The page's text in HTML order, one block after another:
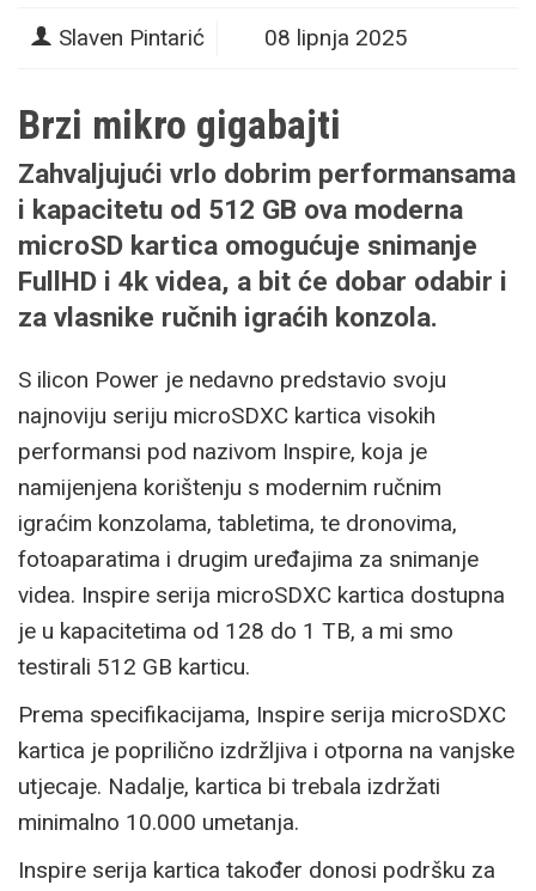
Slaven Pintarić 08 lipnja 2025
Brzi mikro gigabajti
Zahvaljujući vrlo dobrim performansama
i kapacitetu od 512 GB ova moderna
microSD kartica omogućuje snimanje
FullHD i 4k videa, a bit će dobar odabir i
za vlasnike ručnih igraćih konzola.
S ilicon Power je nedavno predstavio svoju
najnoviju seriju microSDXC kartica visokih
performansi pod nazivom Inspire, koja je
namijenjena korištenju s modernim ručnim
igraćim konzolama, tabletima, te dronovima,
fotoaparatima i drugim uređajima za snimanje
videa. Inspire serija microSDXC kartica dostupna
je u kapacitetima od 128 do 1 TB, a mi smo
testirali 512 GB karticu.
Prema specifikacijama, Inspire serija microSDXC
kartica je poprilično izdržljiva i otporna na vanjske
utjecaje. Nadalje, kartica bi trebala izdržati
minimalno 10.000 umetanja.
Inspire serija kartica također donosi podršku za